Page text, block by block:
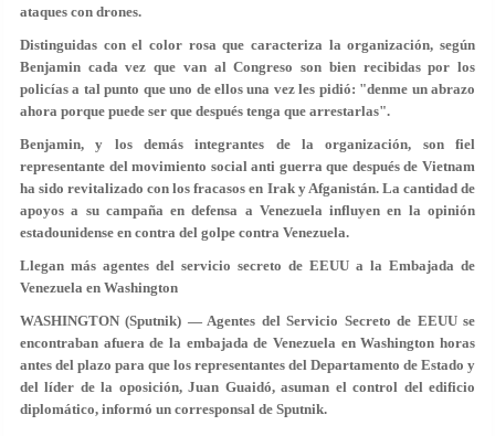
ataques con drones.
Distinguidas con el color rosa que caracteriza la organización, según
Benjamin cada vez que van al Congreso son bien recibidas por los
policías a tal punto que uno de ellos una vez les pidió: "denme un abrazo
ahora porque puede ser que después tenga que arrestarlas".
Benjamin, y los demás integrantes de la organización, son fiel
representante del movimiento social anti guerra que después de Vietnam
ha sido revitalizado con los fracasos en Irak y Afganistán. La cantidad de
apoyos a su campaña en defensa a Venezuela influyen en la opinión
estadounidense en contra del golpe contra Venezuela.
Llegan más agentes del servicio secreto de EEUU a la Embajada de
Venezuela en Washington
WASHINGTON (Sputnik) — Agentes del Servicio Secreto de EEUU se
encontraban afuera de la embajada de Venezuela en Washington horas
antes del plazo para que los representantes del Departamento de Estado y
del líder de la oposición, Juan Guaidó, asuman el control del edificio
diplomático, informó un corresponsal de Sputnik.